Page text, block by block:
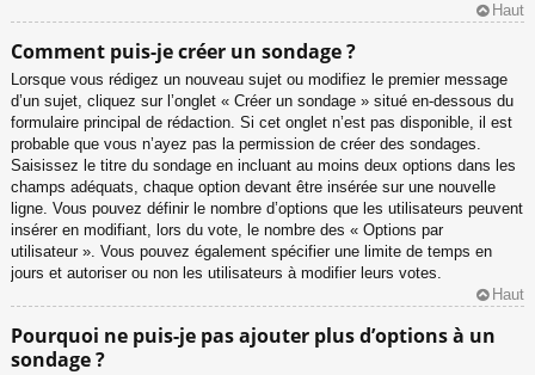
Haut
Comment puis-je créer un sondage ?
Lorsque vous rédigez un nouveau sujet ou modifiez le premier message
d’un sujet, cliquez sur l’onglet « Créer un sondage » situé en-dessous du
formulaire principal de rédaction. Si cet onglet n’est pas disponible, il est
probable que vous n’ayez pas la permission de créer des sondages.
Saisissez le titre du sondage en incluant au moins deux options dans les
champs adéquats, chaque option devant être insérée sur une nouvelle
ligne. Vous pouvez définir le nombre d’options que les utilisateurs peuvent
insérer en modifiant, lors du vote, le nombre des « Options par
utilisateur ». Vous pouvez également spécifier une limite de temps en
jours et autoriser ou non les utilisateurs à modifier leurs votes.
Haut
Pourquoi ne puis-je pas ajouter plus d’options à un
sondage ?